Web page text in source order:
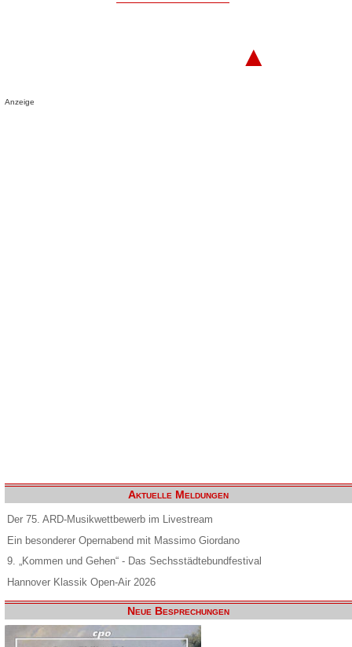
▲
Anzeige
Aktuelle Meldungen
Der 75. ARD-Musikwettbewerb im Livestream
Ein besonderer Opernabend mit Massimo Giordano
9. „Kommen und Gehen“ - Das Sechsstädtebundfestival
Hannover Klassik Open-Air 2026
Neue Besprechungen